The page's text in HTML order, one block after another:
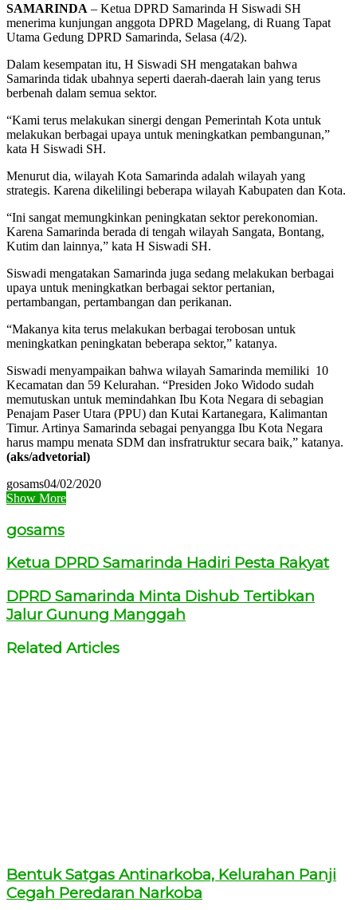
SAMARINDA – Ketua DPRD Samarinda H Siswadi SH
menerima kunjungan anggota DPRD Magelang, di Ruang Tapat
Utama Gedung DPRD Samarinda, Selasa (4/2).
Dalam kesempatan itu, H Siswadi SH mengatakan bahwa
Samarinda tidak ubahnya seperti daerah-daerah lain yang terus
berbenah dalam semua sektor.
“Kami terus melakukan sinergi dengan Pemerintah Kota untuk
melakukan berbagai upaya untuk meningkatkan pembangunan,”
kata H Siswadi SH.
Menurut dia, wilayah Kota Samarinda adalah wilayah yang
strategis. Karena dikelilingi beberapa wilayah Kabupaten dan Kota.
“Ini sangat memungkinkan peningkatan sektor perekonomian.
Karena Samarinda berada di tengah wilayah Sangata, Bontang,
Kutim dan lainnya,” kata H Siswadi SH.
Siswadi mengatakan Samarinda juga sedang melakukan berbagai
upaya untuk meningkatkan berbagai sektor pertanian,
pertambangan, pertambangan dan perikanan.
“Makanya kita terus melakukan berbagai terobosan untuk
meningkatkan peningkatan beberapa sektor,” katanya.
Siswadi menyampaikan bahwa wilayah Samarinda memiliki 10
Kecamatan dan 59 Kelurahan. “Presiden Joko Widodo sudah
memutuskan untuk memindahkan Ibu Kota Negara di sebagian
Penajam Paser Utara (PPU) dan Kutai Kartanegara, Kalimantan
Timur. Artinya Samarinda sebagai penyangga Ibu Kota Negara
harus mampu menata SDM dan insfratruktur secara baik,” katanya.
(aks/advetorial)
gosams04/02/2020
Show More
gosams
Ketua DPRD Samarinda Hadiri Pesta Rakyat
DPRD Samarinda Minta Dishub Tertibkan
Jalur Gunung Manggah
Related Articles
Bentuk Satgas Antinarkoba, Kelurahan Panji
Cegah Peredaran Narkoba